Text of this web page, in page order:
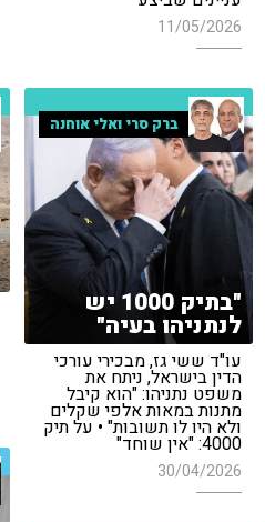
11/05/2026
ברק סרי ואלי אוחנה
"בתיק 1000 יש
לנתניהו בעיה"
עו"ד ששי גז, מבכירי עורכי
הדין בישראל, ניתח את
משפט נתניהו: "הוא קיבל
מתנות במאות אלפי שקלים
ולא היו לו תשובות" • על תיק
4000: "אין שוחד"
30/04/2026